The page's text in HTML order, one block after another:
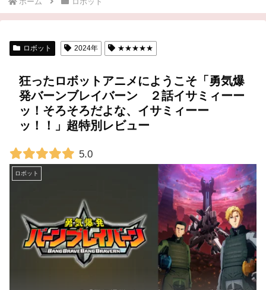
ロボット 2024年 ★★★★★
狂ったロボットアニメにようこそ「勇気爆
発バーンブレイバーン ２話イサミィーー
ッ！そろそろだよな、イサミィーー
ッ！！」超特別レビュー
5.0
ロボット